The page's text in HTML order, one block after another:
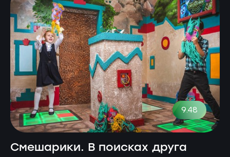
9.48
Смешарики. В поисках друга